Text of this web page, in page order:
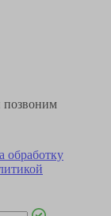
позвоним
обработку